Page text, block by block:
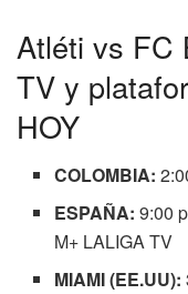
Atléti vs FC
TV y
HOY
COLOMBIA:
ESPAÑA: 9:00
M+ LALIGA TV
MIAMI (EE.UU):